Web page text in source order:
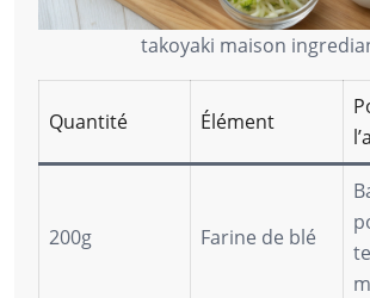
takoyaki maison
Quantité Élément
200g Farine de blé